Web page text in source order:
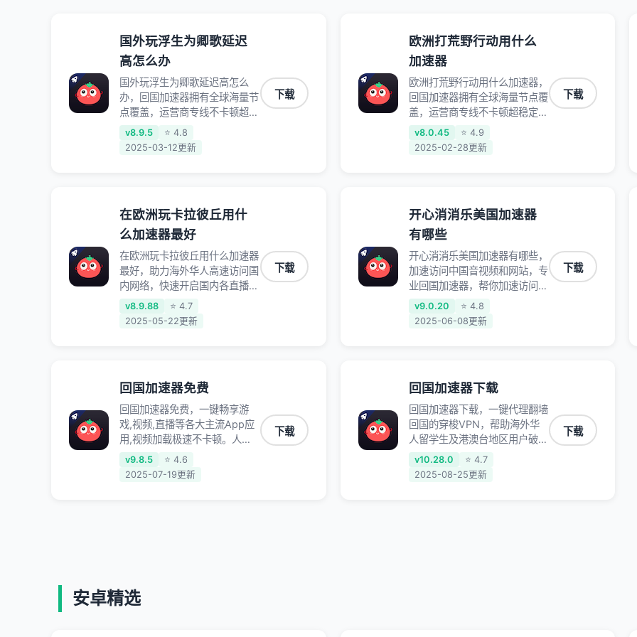
国外玩浮生为卿歌延迟
高怎么办
国外玩浮生为卿歌延迟高怎么
办，回国加速器拥有全球海量节
点覆盖，运营商专线不卡顿超稳
定，专为海外华人和留学生打
造，帮助海外华人免除地域限
v8.9.5
⭐ 4.8
2025-03-12更新
下载
欧洲打荒野行动用什么
加速器
欧洲打荒野行动用什么加速器，
回国加速器拥有全球海量节点覆
盖，运营商专线不卡顿超稳定，
专为海外华人和留学生打造，帮
助海外华人免除地域限制，随时
v8.0.45
⭐ 4.9
2025-02-28更新
下载
在欧洲玩卡拉彼丘用什
么加速器最好
在欧洲玩卡拉彼丘用什么加速器
最好，助力海外华人高速访问国
内网络，快速开启国内各直播平
台,解决国内视频、音乐卡顿问
题；更能加速海量国服游戏，超
v8.9.88
⭐ 4.7
2025-05-22更新
下载
开心消消乐美国加速器
有哪些
开心消消乐美国加速器有哪些，
加速访问中国音视频和网站，专
业回国加速器，帮你加速访问优
酷、bilibili、腾讯视频、爱奇艺
等，加速国服游戏，例如原神、
各种服务,回国加速器致力于帮
助海外华人和留学生、港澳台地
区用户提供最好的回国游戏和音
乐视频加速服务，可以在海外或
港澳台地区流畅加速国服游戏和
音视频服务，提供专业稳定的全
球回国线路和游戏加速专线。能
v9.0.20
⭐ 4.8
2025-06-08更新
下载
回国加速器免费
回国加速器免费，一键畅享游
戏,视频,直播等各大主流App应
用,视频加载极速不卡顿。人在
海外听歌,玩国服游戏 简单易
用。
v9.8.5
⭐ 4.6
2025-07-19更新
下载
回国加速器下载
回国加速器下载，一键代理翻墙
回国的穿梭VPN，帮助海外华
人留学生及港澳台地区用户破除
地区版权限制问题，一键降低游
戏延迟，加速访问中国网站、游
v10.28.0
⭐ 4.7
2025-08-25更新
下载
安卓精选